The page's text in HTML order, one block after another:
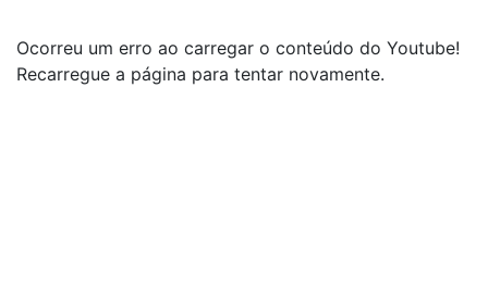
Ocorreu um erro ao carregar o conteúdo do Youtube!
Recarregue a página para tentar novamente.